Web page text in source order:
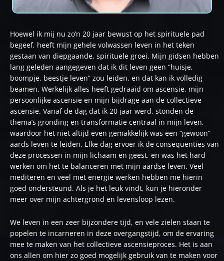
Hoewel ik mij nu zo’n 20 jaar bewust op het spirituele pad
begeef, heeft mijn gehele volwassen leven in het teken
gestaan van diepgaande, spirituele groei. Mijn gidsen hebben
lang geleden aangegeven dat ik dit leven geen “huisje,
boompje, beestje leven” zou leiden, en dat kan ik volledig
beamen. Werkelijk alles heeft gedraaid om ascensie, mijn
persoonlijke ascensie en mijn bijdrage aan de collectieve
ascensie. Vanaf de dag dat ik 20 jaar werd, stonden de
thema’s gronding en transformatie centraal in mijn leven,
waardoor het niet altijd even gemakkelijk was een “gewoon”
aards leven te leiden. Elke dag ervoer ik de consequenties van
deze processen in mijn lichaam en geest, en was het hard
werken om het te balanceren met mijn aardse leven. Veel
mediteren en veel met energie werken hebben me hierin
goed ondersteund. Als je het leuk vindt, kun je hieronder
meer over mijn achtergrond en levensloop lezen.
We leven in een zeer bijzondere tijd, en vele zielen staan te
popelen te incarneren in deze overgangstijd, om de ervaring
mee te maken van het collectieve ascensieproces. Het is aan
ons allen om hier zo goed mogelijk gebruik van te maken voor